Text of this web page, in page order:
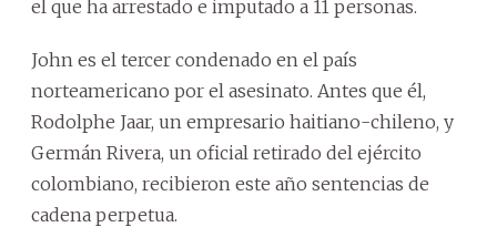
el que ha arrestado e imputado a 11 personas.
John es el tercer condenado en el país
norteamericano por el asesinato. Antes que él,
Rodolphe Jaar, un empresario haitiano-chileno, y
Germán Rivera, un oficial retirado del ejército
colombiano, recibieron este año sentencias de
cadena perpetua.